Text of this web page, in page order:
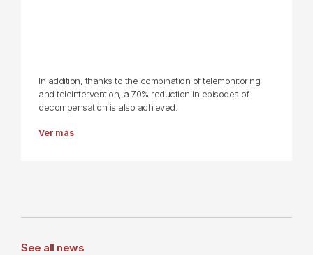
In addition, thanks to the combination of telemonitoring
and teleintervention, a 70% reduction in episodes of
decompensation is also achieved.
Ver más
See all news